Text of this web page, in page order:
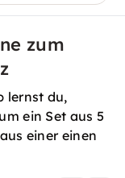
zum
lernst du,
ein Set aus 5
einer einen